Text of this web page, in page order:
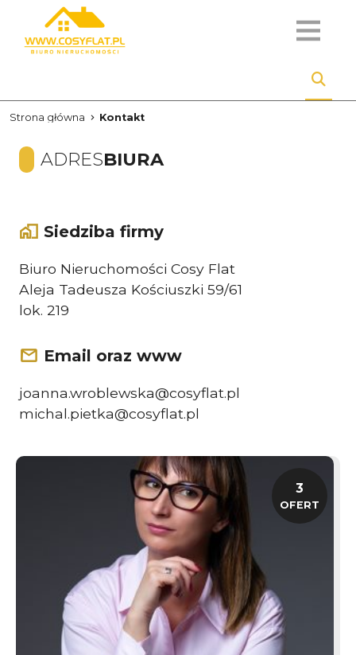
Strona główna Kontakt
ADRESBIURA
Siedziba firmy
Biuro Nieruchomości Cosy Flat
Aleja Tadeusza Kościuszki 59/61
lok. 219
Email oraz www
joanna.wroblewska@cosyflat.pl
michal.pietka@cosyflat.pl
3
OFERT